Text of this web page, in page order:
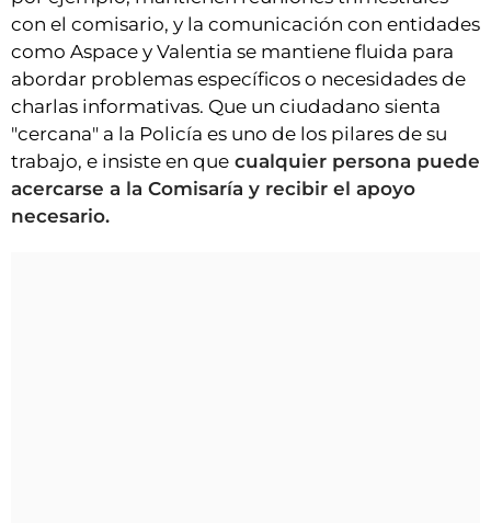
con el comisario, y la comunicación con entidades
como Aspace y Valentia se mantiene fluida para
abordar problemas específicos o necesidades de
charlas informativas. Que un ciudadano sienta
"cercana" a la Policía es uno de los pilares de su
trabajo, e insiste en que cualquier persona puede
acercarse a la Comisaría y recibir el apoyo
necesario.